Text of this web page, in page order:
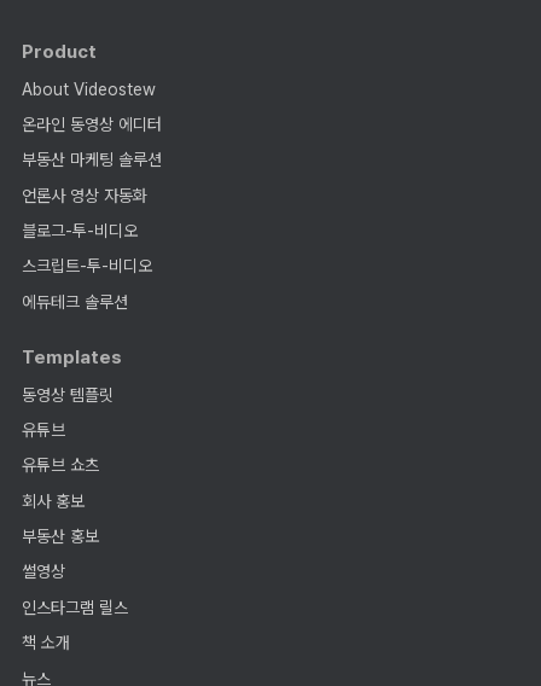
Product
About Videostew
온라인 동영상 에디터
부동산 마케팅 솔루션
언론사 영상 자동화
블로그-투-비디오
스크립트-투-비디오
에듀테크 솔루션
Templates
동영상 템플릿
유튜브
유튜브 쇼츠
회사 홍보
부동산 홍보
썰영상
인스타그램 릴스
책 소개
뉴스